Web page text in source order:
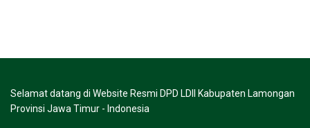
Selamat datang di Website Resmi DPD LDII Kabupaten Lamongan
Provinsi Jawa Timur - Indonesia